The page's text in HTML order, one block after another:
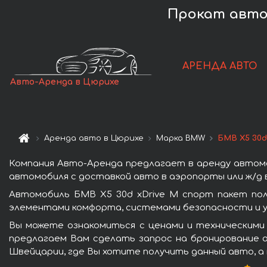
Прокат авто
Авто-Аренда в Цюрихе
АРЕНДА АВТО
Аренда авто в Цюрихе Марка BMW БМВ X5
Компания Авто-Аренда предлагает в аренду
автомобиля с доставкой авто в аэропорты или ж/д
Автомобиль БМВ X5 30d xDrive M спорт пакет
элементами комфорта, системами безопасности и
Вы можете ознакомиться с ценами и
предлагаем Вам сделать запрос на
Швейцарии, где Вы хотите получить данный авто,